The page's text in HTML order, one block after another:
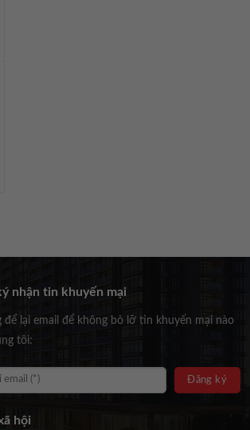
nhận tin khuyến mại
để lại email để không bỏ lỡ tin khuyến mại nào
tôi:
hội